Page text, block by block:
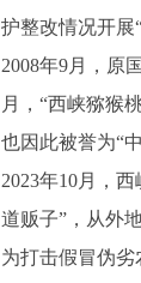
护整改情况开展
2008年9月，原
月，“西峡猕猴
也因此被誉为“
2023年10月，
道贩子”，从外
为打击假冒伪劣